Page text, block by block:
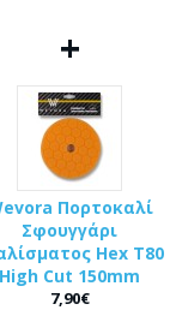
+
Πορτοκαλί
Σφουγγάρι
Hex T80
High Cut 150mm
7,90€